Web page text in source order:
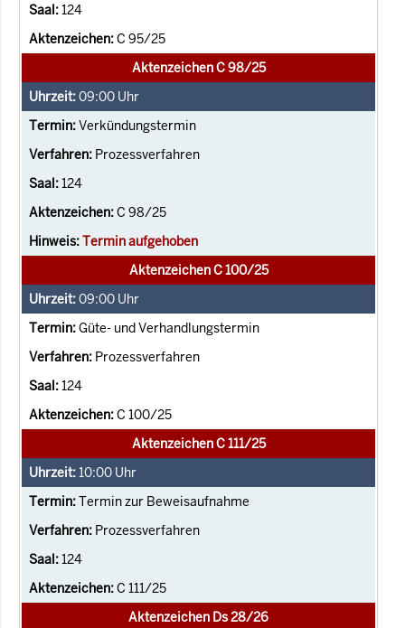
124
C 95/25
Aktenzeichen C 98/25
09:00 Uhr
Verkündungstermin
Prozessverfahren
124
C 98/25
Termin aufgehoben
Aktenzeichen C 100/25
09:00 Uhr
Güte- und Verhandlungstermin
Prozessverfahren
124
C 100/25
Aktenzeichen C 111/25
10:00 Uhr
Termin zur Beweisaufnahme
Prozessverfahren
124
C 111/25
Aktenzeichen Ds 28/26